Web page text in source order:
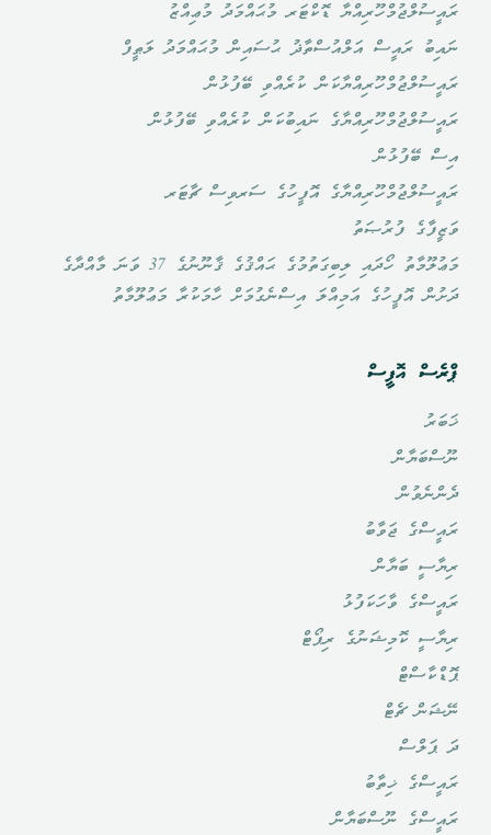
ރައީސުލްޖުމްހޫރިއްޔާ ޑޮކްޓަރ މުޙައްމަދު މުޢިއްޒު
ނައިބު ރައީސް އަލްއުސްތާޛު ޙުސައިން މުޙައްމަދު ލަޠީފް
ރައީސުލްޖުމްހޫރިއްޔާކަން ކުރެއްވި ބޭފުޅުން
ރައީސުލްޖުމްހޫރިއްޔާގެ ނައިބުކަން ކުރެއްވި ބޭފުޅުން
އިސް ބޭފުޅުން
ރައީސުލްޖުމްހޫރިއްޔާގެ އޮފީހުގެ ސަރވިސް ޗާޓަރ
ވަޒީފާގެ ފުރުޞަތު
މަޢުލޫމާތު ހޯދައި ލިބިގަތުމުގެ ޙައްޤުގެ ޤާނޫނުގެ 37 ވަނަ މާއްދާގެ
ދަށުން އޮފީހުގެ އަމިއްލަ އިސްނެގުމަށް ހާމަކުރާ މަޢުލޫމާތު
ޕްރެސް އޮފީސް
ޚަބަރު
ނޫސްބަޔާން
ދެންނެވުން
ރައީސްގެ ޖަވާބު
ރިޔާސީ ބަޔާން
ރައީސްގެ ވާހަކަފުޅު
ރިޔާސީ ކޮމިޝަނުގެ ރިޕޯޓް
ޕޮޑްކާސްޓް
ނޭޝަން ޗެޓް
ދަ ޕަލްސް
ރައީސްގެ ޚިތާބު
ރައީސްގެ ނޫސްބަޔާން